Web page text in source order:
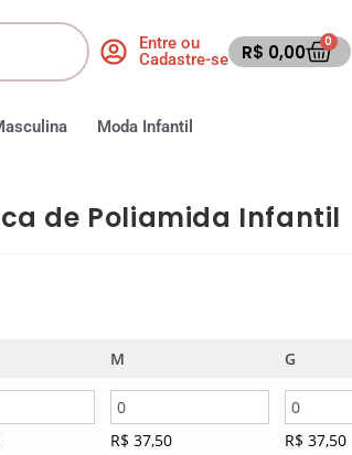
Entre ou
Cadastre-se
R$ 0,00 0
Moda Infantil
de Poliamida Infantil
M
G
R$ 37,50 R$ 37,50